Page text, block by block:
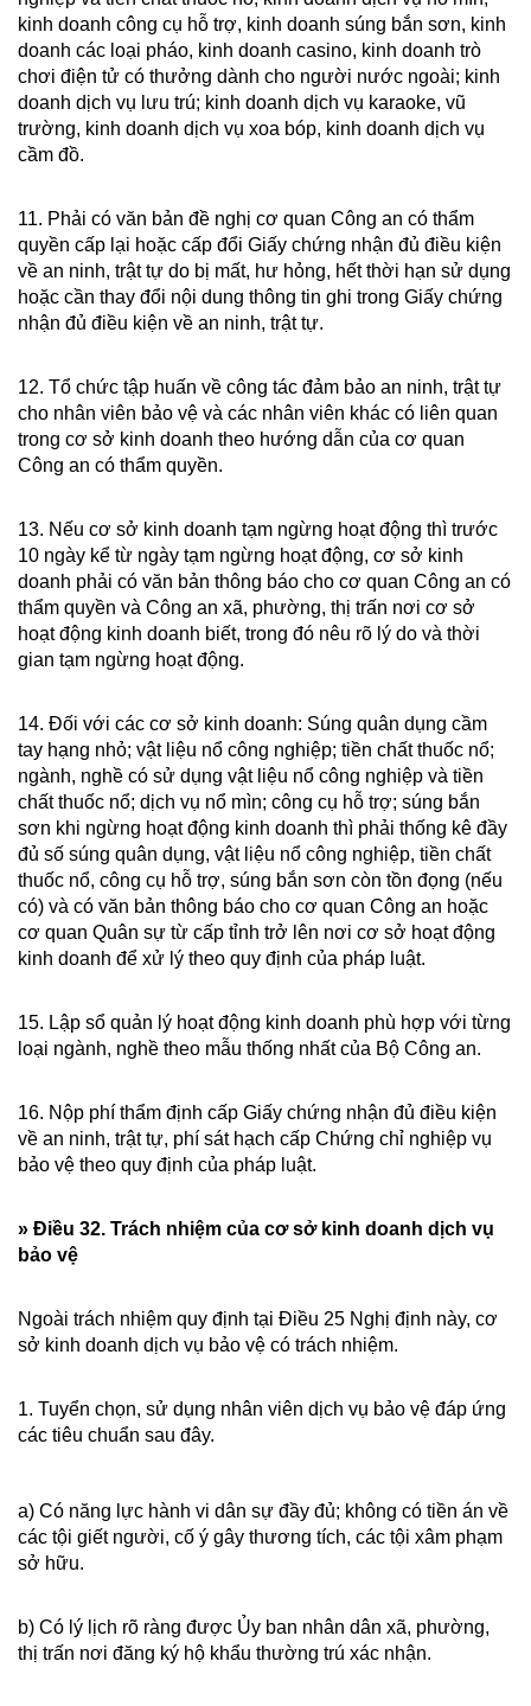
kinh doanh công cụ hỗ trợ, kinh doanh súng bắn sơn, kinh
doanh các loại pháo, kinh doanh casino, kinh doanh trò
chơi điện tử có thưởng dành cho người nước ngoài; kinh
doanh dịch vụ lưu trú; kinh doanh dịch vụ karaoke, vũ
trường, kinh doanh dịch vụ xoa bóp, kinh doanh dịch vụ
cầm đồ.
11. Phải có văn bản đề nghị cơ quan Công an có thẩm
quyền cấp lại hoặc cấp đổi Giấy chứng nhận đủ điều kiện
về an ninh, trật tự do bị mất, hư hỏng, hết thời hạn sử dụng
hoặc cần thay đổi nội dung thông tin ghi trong Giấy chứng
nhận đủ điều kiện về an ninh, trật tự.
12. Tổ chức tập huấn về công tác đảm bảo an ninh, trật tự
cho nhân viên bảo vệ và các nhân viên khác có liên quan
trong cơ sở kinh doanh theo hướng dẫn của cơ quan
Công an có thẩm quyền.
13. Nếu cơ sở kinh doanh tạm ngừng hoạt động thì trước
10 ngày kể từ ngày tạm ngừng hoạt động, cơ sở kinh
doanh phải có văn bản thông báo cho cơ quan Công an có
thẩm quyền và Công an xã, phường, thị trấn nơi cơ sở
hoạt động kinh doanh biết, trong đó nêu rõ lý do và thời
gian tạm ngừng hoạt động.
14. Đối với các cơ sở kinh doanh: Súng quân dụng cầm
tay hạng nhỏ; vật liệu nổ công nghiệp; tiền chất thuốc nổ;
ngành, nghề có sử dụng vật liệu nổ công nghiệp và tiền
chất thuốc nổ; dịch vụ nổ mìn; công cụ hỗ trợ; súng bắn
sơn khi ngừng hoạt động kinh doanh thì phải thống kê đầy
đủ số súng quân dụng, vật liệu nổ công nghiệp, tiền chất
thuốc nổ, công cụ hỗ trợ, súng bắn sơn còn tồn đọng (nếu
có) và có văn bản thông báo cho cơ quan Công an hoặc
cơ quan Quân sự từ cấp tỉnh trở lên nơi cơ sở hoạt động
kinh doanh để xử lý theo quy định của pháp luật.
15. Lập sổ quản lý hoạt động kinh doanh phù hợp với từng
loại ngành, nghề theo mẫu thống nhất của Bộ Công an.
16. Nộp phí thẩm định cấp Giấy chứng nhận đủ điều kiện
về an ninh, trật tự, phí sát hạch cấp Chứng chỉ nghiệp vụ
bảo vệ theo quy định của pháp luật.
» Điều 32. Trách nhiệm của cơ sở kinh doanh dịch vụ
bảo vệ
Ngoài trách nhiệm quy định tại Điều 25 Nghị định này, cơ
sở kinh doanh dịch vụ bảo vệ có trách nhiệm.
1. Tuyển chọn, sử dụng nhân viên dịch vụ bảo vệ đáp ứng
các tiêu chuẩn sau đây.
a) Có năng lực hành vi dân sự đầy đủ; không có tiền án về
các tội giết người, cố ý gây thương tích, các tội xâm phạm
sở hữu.
b) Có lý lịch rõ ràng được Ủy ban nhân dân xã, phường,
thị trấn nơi đăng ký hộ khẩu thường trú xác nhận.